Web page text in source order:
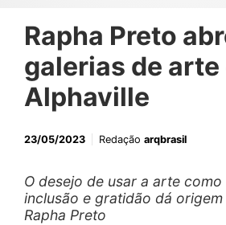
Rapha Preto
galerias de arte
Alphaville
23/05/2023 Redação arqbrasil
O desejo de usar a arte
inclusão e gratidão dá
Rapha Preto